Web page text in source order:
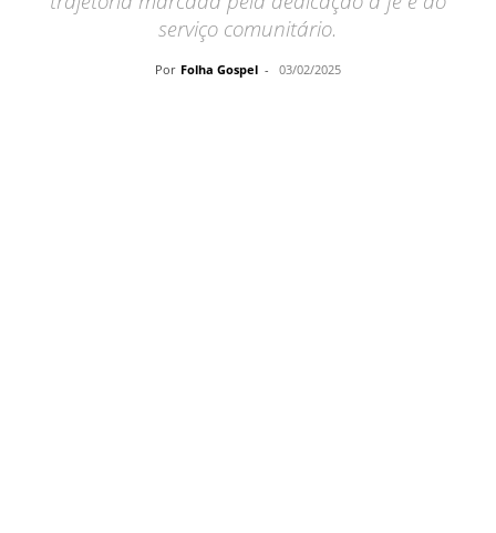
serviço comunitário.
Por Folha Gospel - 03/02/2025